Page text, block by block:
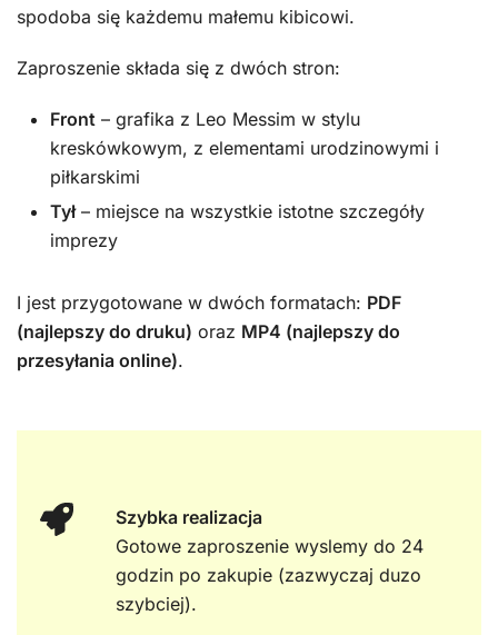
spodoba się każdemu małemu kibicowi.
Zaproszenie składa się z dwóch stron:
Front – grafika z Leo Messim w stylu
kreskówkowym, z elementami urodzinowymi i
piłkarskimi
Tył– miejsce na wszystkie istotne szczegóły
imprezy
I jest przygotowane w dwóch formatach: PDF
(najlepszy do druku) oraz MP4 (najlepszy do
przesyłania online).
Szybka realizacja
Gotowe zaproszenie wyslemy do 24
godzin po zakupie (zazwyczaj duzo
szybciej).